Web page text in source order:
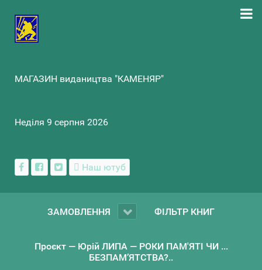
МАГАЗИН видаництва "КАМЕНЯР"
Неділя 9 серпня 2026
Наш ютуб
ЗАМОВЛЕННЯ ФІЛЬТР КНИГ
Проєкт — Юрій ЛИПА — РОКИ ПАМ'ЯТІ ЧИ ...
БЕЗПАМ’ЯТСТВА?..